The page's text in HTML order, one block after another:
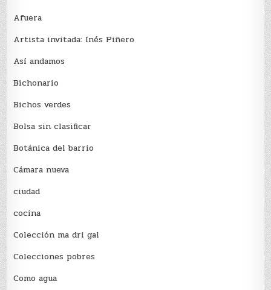
Afuera
Artista invitada: Inés Piñero
Así andamos
Bichonario
Bichos verdes
Bolsa sin clasificar
Botánica del barrio
Cámara nueva
ciudad
cocina
Colección ma dri gal
Colecciones pobres
Como agua